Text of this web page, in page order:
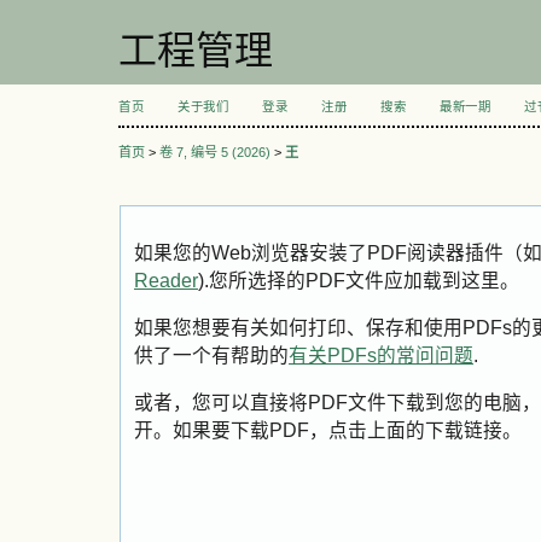
工程管理
首页 关于我们 登录 注册 搜索 最新一期 过
首页 > 卷 7, 编号 5 (2026) > 王
如果您的Web浏览器安装了PDF阅读器插件（
Reader).您所选择的PDF文件应加载到这里。
如果您想要有关如何打印、保存和使用PDFs
供了一个有帮助的有关PDFs的常问问题.
或者，您可以直接将PDF文件下载到您的电脑
开。如果要下载PDF，点击上面的下载链接。